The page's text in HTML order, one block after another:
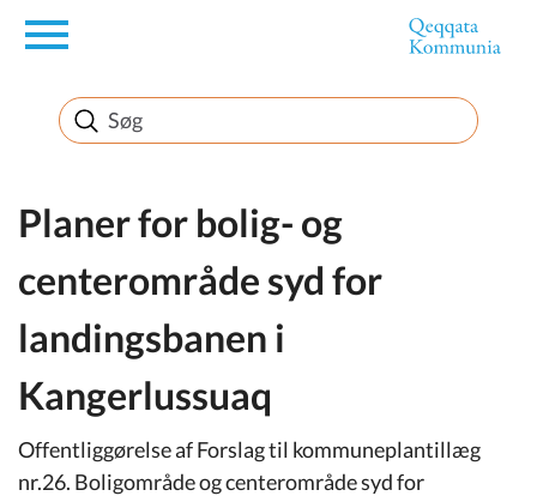
en
Borger
Erhverv
Politik
Turisme
Selvbetjening
Planer for bolig- og
centerområde syd for
landingsbanen i
Kangerlussuaq
Offentliggørelse af Forslag til kommuneplantillæg
nr.26. Boligområde og centerområde syd for